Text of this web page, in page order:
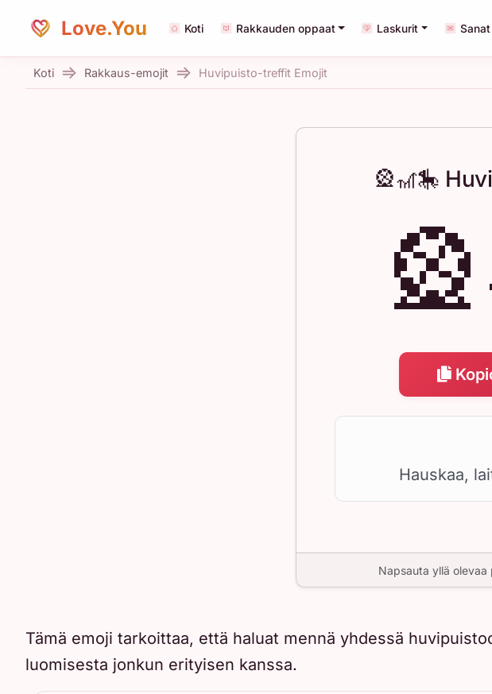
Love.You Koti Rakkauden oppaat Laskurit
Koti Rakkaus-emojit Huvipuisto-treffit Emojit
🎡🎢🎠
Hauskaa,
Napsauta yllä
Tämä emoji tarkoittaa, että haluat mennä yhdessä
luomisesta jonkun erityisen kanssa.